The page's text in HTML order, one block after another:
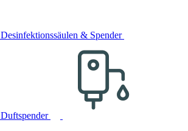
Desinfektionssäulen & Spender
Duftspender